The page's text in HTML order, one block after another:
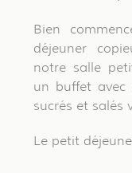
Bien
déjeuner
notre salle
un buffet avec
sucrés et salés
Le petit